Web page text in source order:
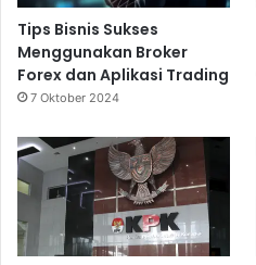
Tips Bisnis Sukses
Menggunakan Broker
Forex dan Aplikasi Trading
7 Oktober 2024